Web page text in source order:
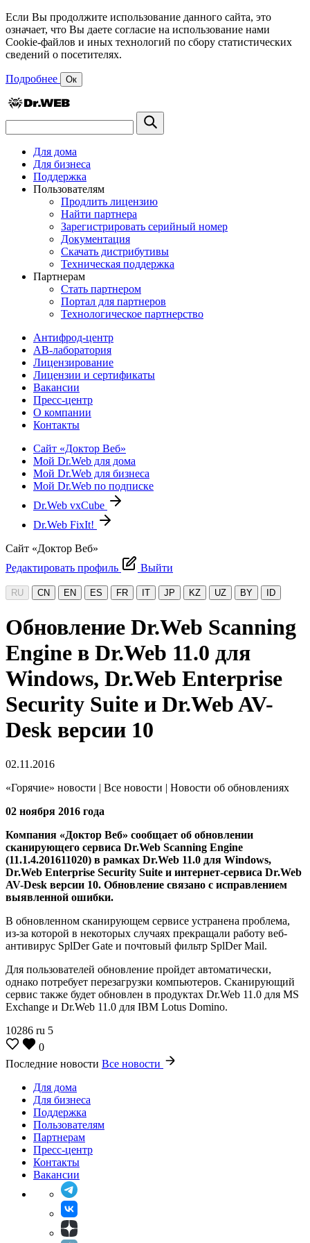
Если Вы продолжите использование данного сайта, это
означает, что Вы даете согласие на использование нами
Cookie-файлов и иных технологий по сбору статистических
сведений о посетителях.
Подробнее Ок
Для дома
Для бизнеса
Поддержка
Пользователям
Продлить лицензию
Найти партнера
Зарегистрировать серийный номер
Документация
Скачать дистрибутивы
Техническая поддержка
Партнерам
Стать партнером
Портал для партнеров
Технологическое партнерство
Антифрод-центр
АВ-лаборатория
Лицензирование
Лицензии и сертификаты
Вакансии
Пресс-центр
О компании
Контакты
Сайт «Доктор Веб»
Мой Dr.Web для дома
Мой Dr.Web для бизнеса
Мой Dr.Web по подписке
Dr.Web vxCube
Dr.Web FixIt!
Сайт «Доктор Веб»
Редактировать профиль
Выйти
RU CN EN ES FR IT JP KZ UZ BY ID
Обновление Dr.Web Scanning
Engine в Dr.Web 11.0 для
Windows, Dr.Web Enterprise
Security Suite и Dr.Web AV-
Desk версии 10
02.11.2016
«Горячие» новости | Все новости | Новости об обновлениях
02 ноября 2016 года
Компания «Доктор Веб» сообщает об обновлении
сканирующего сервиса Dr.Web Scanning Engine
(11.1.4.201611020) в рамках Dr.Web 11.0 для Windows,
Dr.Web Enterprise Security Suite и интернет-сервиса Dr.Web
AV-Desk версии 10. Обновление связано с исправлением
выявленной ошибки.
В обновленном сканирующем сервисе устранена проблема,
из-за которой в некоторых случаях прекращали работу веб-
антивирус SplDer Gate и почтовый фильтр SplDer Mail.
Для пользователей обновление пройдет автоматически,
однако потребует перезагрузки компьютеров. Сканирующий
сервис также будет обновлен в продуктах Dr.Web 11.0 для MS
Exchange и Dr.Web 11.0 для IBM Lotus Domino.
10286 ru 5
0
Последние новости Все новости
Для дома
Для бизнеса
Поддержка
Пользователям
Партнерам
Пресс-центр
Контакты
Вакансии